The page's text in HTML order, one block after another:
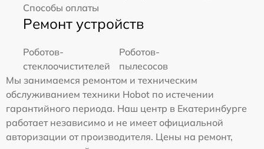
Способы оплаты
Ремонт устройств
Роботов-
стеклоочистителей
Роботов-
пылесосов
Мы занимаемся ремонтом и техническим
обслуживанием техники Hobot по истечении
гарантийного периода. Наш центр в Екатеринбурге
работает независимо и не имеет официальной
авторизации от производителя. Цены на ремонт,